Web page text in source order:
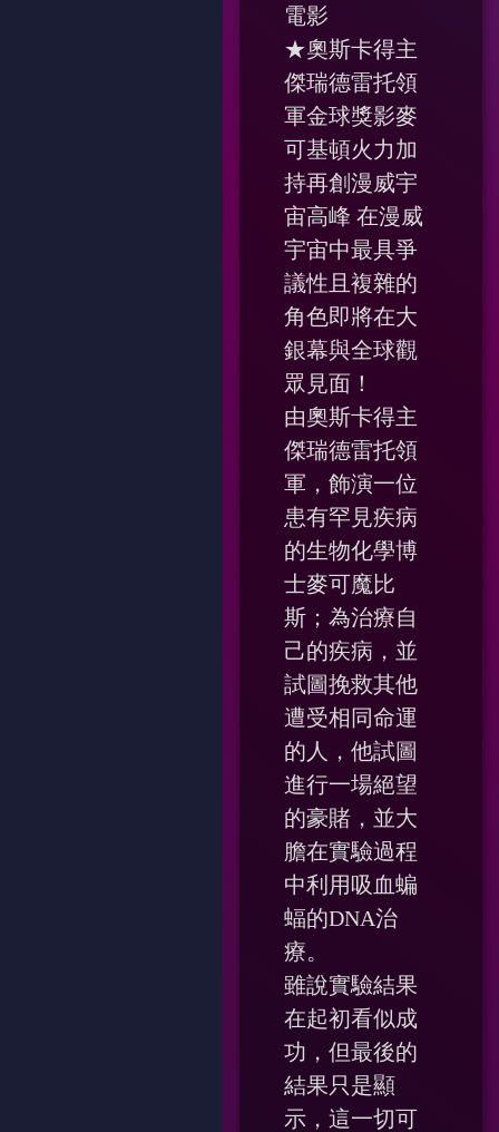
電影
★奧斯卡得主
傑瑞德雷托領
軍金球獎影麥
可基頓火力加
持再創漫威宇
宙高峰 在漫威
宇宙中最具爭
議性且複雜的
角色即將在大
銀幕與全球觀
眾見面！
由奧斯卡得主
傑瑞德雷托領
軍，飾演一位
患有罕見疾病
的生物化學博
士麥可魔比
斯；為治療自
己的疾病，並
試圖挽救其他
遭受相同命運
的人，他試圖
進行一場絕望
的豪賭，並大
膽在實驗過程
中利用吸血蝙
蝠的DNA治
療。
雖說實驗結果
在起初看似成
功，但最後的
結果只是顯
示，這一切可